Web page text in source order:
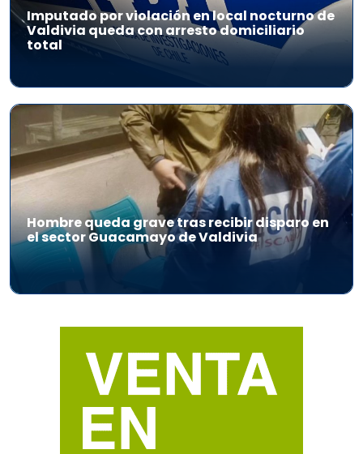
Imputado por violación en local nocturno de
Valdivia queda con arresto domiciliario
total
Hombre queda grave tras recibir disparo en
el sector Guacamayo de Valdivia